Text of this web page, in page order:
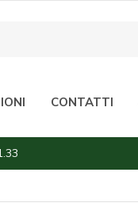
CONTATTI